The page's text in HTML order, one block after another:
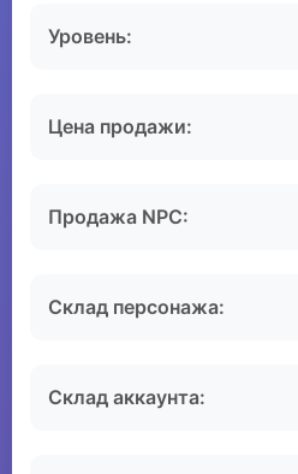
Уровень:
Цена продажи:
Продажа NPC:
Склад персонажа:
Склад аккаунта: